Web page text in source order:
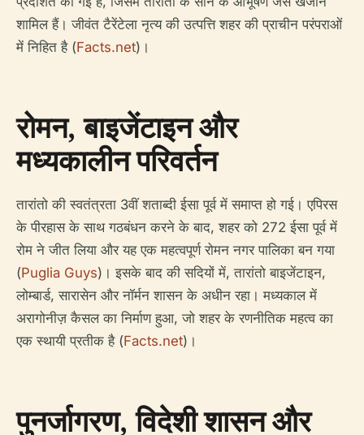
शामिल हैं। जीवंत टैरेंटेला नृत्य की उत्पत्ति शहर की प्राचीन परंपराओं
में निहित है (Facts.net)।
रोमन, बाइजेंटाइन और
मध्यकालीन परिवर्तन
तारांतो की स्वतंत्रता 3वीं शताब्दी ईसा पूर्व में समाप्त हो गई। एपिरस
के पीरहास के साथ गठबंधन करने के बाद, शहर को 272 ईसा पूर्व में
रोम ने जीत लिया और यह एक महत्वपूर्ण रोमन नगर पालिका बन गया
(Puglia Guys)। इसके बाद की सदियों में, तारांतो बाइजेंटाइन,
लोम्बार्ड, सारासेन और नॉर्मन शासन के अधीन रहा। मध्यकाल में
अरागोनीज़ कैसल का निर्माण हुआ, जो शहर के रणनीतिक महत्व का
एक स्थायी प्रतीक है (Facts.net)।
पुनर्जागरण, विदेशी शासन और